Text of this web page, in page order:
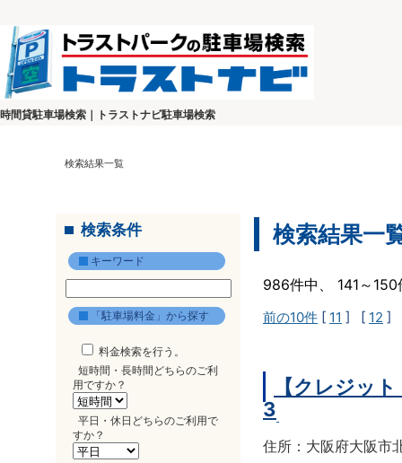
時間貸駐車場検索｜トラストナビ駐車場検索
検索結果一覧
検索条件
キーワード
「駐車場料金」から探す
料金検索を行う。
短時間・長時間どちらのご利
用ですか？
平日・休日どちらのご利用で
すか？
検索結果一
986件中、 141～
前の10件 [ 11 ] [ 12 ]
【クレジッ
3
住所：大阪府大阪市